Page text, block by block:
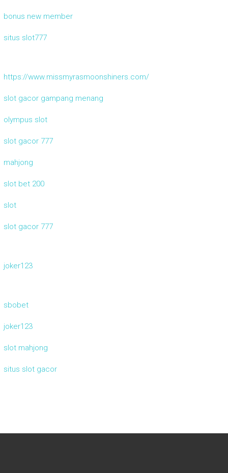
bonus new member
situs slot777
https://www.missmyrasmoonshiners.com/
slot gacor gampang menang
olympus slot
slot gacor 777
mahjong
slot bet 200
slot
slot gacor 777
joker123
sbobet
joker123
slot mahjong
situs slot gacor